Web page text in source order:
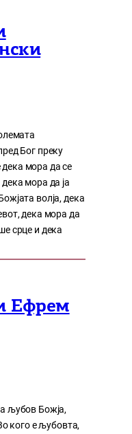
Бог преку
мора да се
мора да ја
волја, дека
дека мора да
срце и дека
Ефрем
љубов Божја,
кого е љубовта,